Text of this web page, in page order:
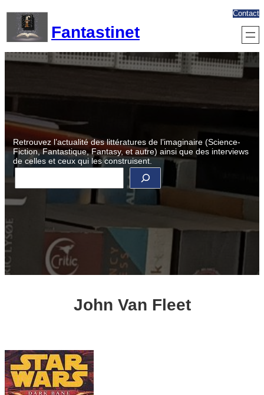
contenu
Fantastinet
Contact
Retrouvez l’actualité des littératures de l’imaginaire (Science-
Fiction, Fantastique, Fantasy, et autre) ainsi que des interviews
de celles et ceux qui les construisent.
R
e
c
h
e
John Van Fleet